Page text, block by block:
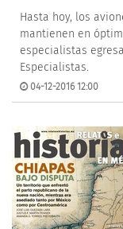
Hasta hoy, los
mantienen en
especialistas
Especialistas.
04-12-2016 12:00